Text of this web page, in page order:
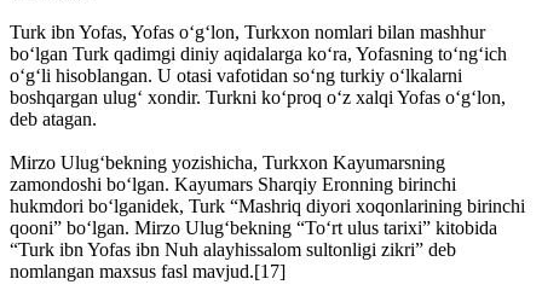
Turk ibn Yofas, Yofas o‘g‘lon, Turkxon nomlari bilan mashhur
bo‘lgan Turk qadimgi diniy aqidalarga ko‘ra, Yofasning to‘ng‘ich
o‘g‘li hisoblangan. U otasi vafotidan so‘ng turkiy o‘lkalarni
boshqargan ulug‘ xondir. Turkni ko‘proq o‘z xalqi Yofas o‘g‘lon,
deb atagan.
Mirzo Ulug‘bekning yozishicha, Turkxon Kayumarsning
zamondoshi bo‘lgan. Kayumars Sharqiy Eronning birinchi
hukmdori bo‘lganidek, Turk “Mashriq diyori xoqonlarining birinchi
qooni” bo‘lgan. Mirzo Ulug‘bekning “To‘rt ulus tarixi” kitobida
“Turk ibn Yofas ibn Nuh alayhissalom sultonligi zikri” deb
nomlangan maxsus fasl mavjud.[17]